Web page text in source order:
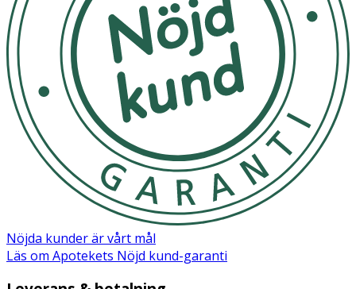
Nöjda kunder är vårt mål
Läs om Apotekets Nöjd kund-garanti